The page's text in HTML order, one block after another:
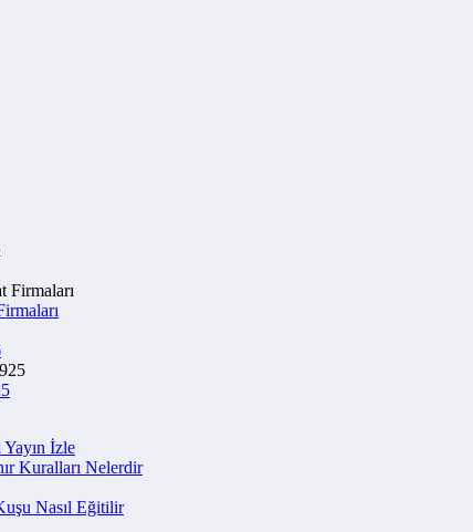
İzle
Kuralları Nelerdir
Nasıl Eğitilir